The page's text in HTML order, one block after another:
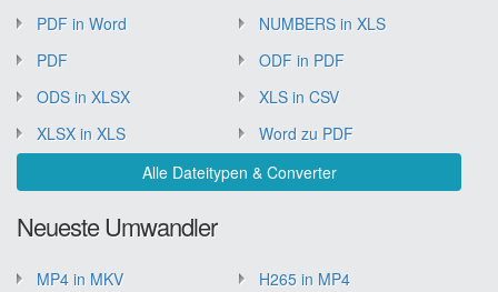
PDF in Word
NUMBERS in XLS
PDF
ODF in PDF
ODS in XLSX
XLS in CSV
XLSX in XLS
Word zu PDF
Alle Dateitypen & Converter
Neueste Umwandler
MP4 in MKV
H265 in MP4